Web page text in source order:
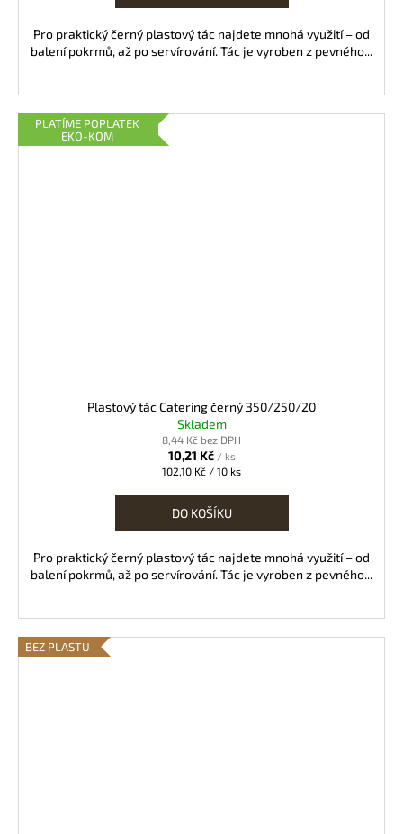
Pro praktický černý plastový tác najdete mnohá využití – od
balení pokrmů, až po servírování. Tác je vyroben z pevného...
PLATÍME POPLATEK
EKO-KOM
Plastový tác Catering černý 350/250/20
Skladem
8,44 Kč bez DPH
10,21 Kč / ks
Měrná
102,10 Kč / 10 ks
DO KOŠÍKU
Pro praktický černý plastový tác najdete mnohá využití – od
balení pokrmů, až po servírování. Tác je vyroben z pevného...
BEZ PLASTU